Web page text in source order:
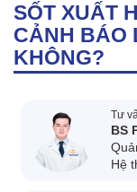
SỐT XUẤT
CẢNH BÁO
KHÔNG?
Tư
BS
Hệ